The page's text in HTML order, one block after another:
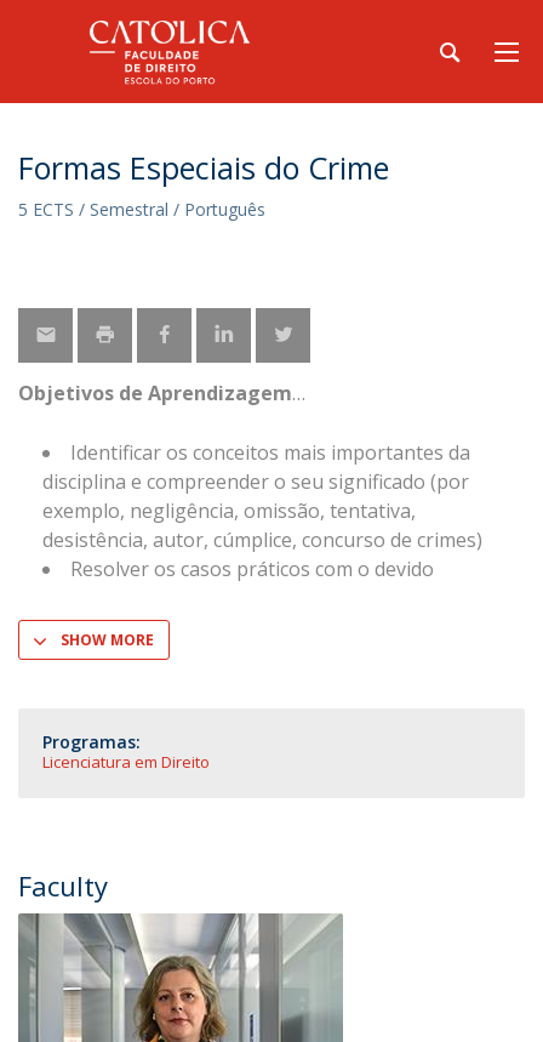
Formas Especiais do Crime
5 ECTS / Semestral / Português
Objetivos de Aprendizagem
Identificar os conceitos mais importantes da
disciplina e compreender o seu significado (por
exemplo, negligência, omissão, tentativa,
desistência, autor, cúmplice, concurso de crimes)
Resolver os casos práticos com o devido
SHOW MORE
Programas:
Licenciatura em Direito
Faculty